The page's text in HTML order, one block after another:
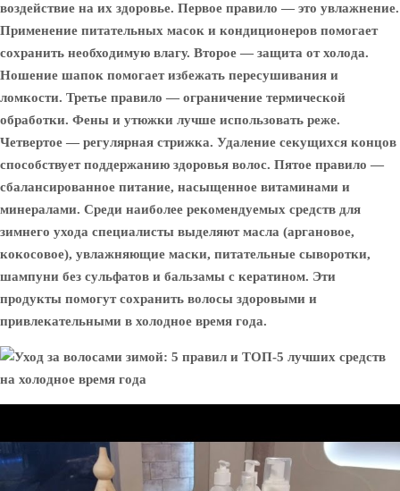
воздействие на их здоровье. Первое правило — это увлажнение.
Применение питательных масок и кондиционеров помогает
сохранить необходимую влагу. Второе — защита от холода.
Ношение шапок помогает избежать пересушивания и
ломкости. Третье правило — ограничение термической
обработки. Фены и утюжки лучше использовать реже.
Четвертое — регулярная стрижка. Удаление секущихся концов
способствует поддержанию здоровья волос. Пятое правило —
сбалансированное питание, насыщенное витаминами и
минералами. Среди наиболее рекомендуемых средств для
зимнего ухода специалисты выделяют масла (аргановое,
кокосовое), увлажняющие маски, питательные сыворотки,
шампуни без сульфатов и бальзамы с кератином. Эти
продукты помогут сохранить волосы здоровыми и
привлекательными в холодное время года.